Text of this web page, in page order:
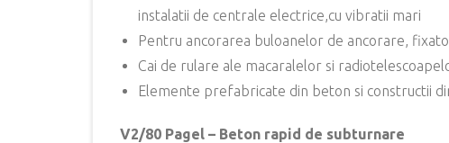
instalatii de centrale electrice,cu vibratii mari
Pentru ancorarea buloanelor de ancorare,
Cai de rulare ale macaralelor si
Elemente prefabricate din beton si constructii
V2/80 Pagel – Beton rapid de subturnare